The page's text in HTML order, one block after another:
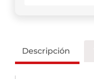
Descripción